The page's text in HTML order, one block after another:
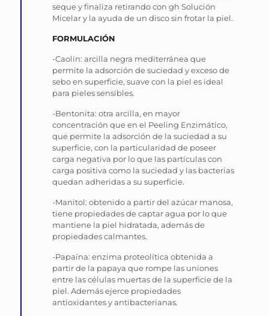
seque y finaliza retirando con gh Solución
Micelar y la ayuda de un disco sin frotar la piel.
FORMULACIÓN
-Caolín: arcilla negra mediterránea que
permite la adsorción de suciedad y exceso de
sebo en superficie, suave con la piel es ideal
para pieles sensibles.
-Bentonita: otra arcilla, en mayor
concentración que en el Peeling Enzimático,
que permite la adsorción de la suciedad a su
superficie, con la particularidad de poseer
carga negativa por lo que las partículas con
carga positiva como la suciedad y las bacterias
quedan adheridas a su superficie.
-Manitol: obtenido a partir del azúcar manosa,
tiene propiedades de captar agua por lo que
mantiene la piel hidratada, además de
propiedades calmantes.
-Papaína: enzima proteolítica obtenida a
partir de la papaya que rompe las uniones
entre las células muertas de la superficie de la
piel. Además ejerce propiedades
antioxidantes y antibacterianas.